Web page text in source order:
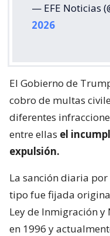
— EFE Noticias
2026
El Gobierno de
cobro de multas
diferentes
entre ellas el
expulsión.
La sanción diaria
tipo fue fijada
Ley de Inmigración y
en 1996 y